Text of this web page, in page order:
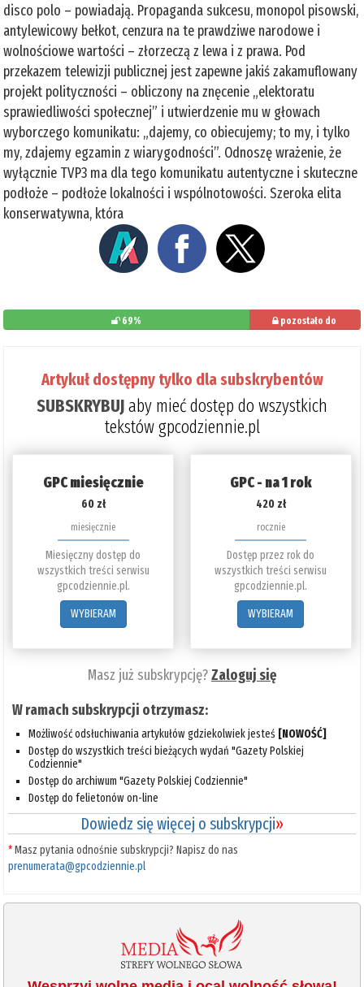
disco polo – powiadają. Propaganda sukcesu, monopol pisowski,
antylewicowy bełkot, cenzura na te prawdziwe narodowe i
wolnościowe wartości – złorzeczą z lewa i z prawa. Pod
przekazem telewizji publicznej jest zapewne jakiś zakamuflowany
projekt polityczności – obliczony na znęcenie „elektoratu
sprawiedliwości społecznej” i utwierdzenie mu w głowach
wyborczego komunikatu: „dajemy, co obiecujemy; to my, i tylko
my, zdajemy egzamin z wiarygodności”. Odnoszę wrażenie, że
wyłącznie TVP3 ma dla tego komunikatu autentyczne i skuteczne
podłoże – podłoże lokalności i wspólnotowości. Szeroka elita
konserwatywna, która
69%
pozostało do
Artykuł dostępny tylko dla subskrybentów
SUBSKRYBUJaby mieć dostęp do wszystkich
tekstów gpcodziennie.pl
GPC miesięcznie
60 zł
miesięcznie
Miesięczny dostęp do
wszystkich treści serwisu
gpcodziennie.pl.
WYBIERAM
GPC - na 1 rok
420 zł
rocznie
Dostęp przez rok do
wszystkich treści serwisu
gpcodziennie.pl.
WYBIERAM
Masz już subskrypcję?Zaloguj się
W ramach subskrypcji otrzymasz:
Możliwość odsłuchiwania artykułów gdziekolwiek jesteś [NOWOŚĆ]
Dostęp do wszystkich treści bieżących wydań "Gazety Polskiej
Codziennie"
Dostęp do archiwum "Gazety Polskiej Codziennie"
Dostęp do felietonów on-line
Dowiedz się więcej o subskrypcji»
*Masz pytania odnośnie subskrypcji? Napisz do nas
prenumerata@gpcodziennie.pl